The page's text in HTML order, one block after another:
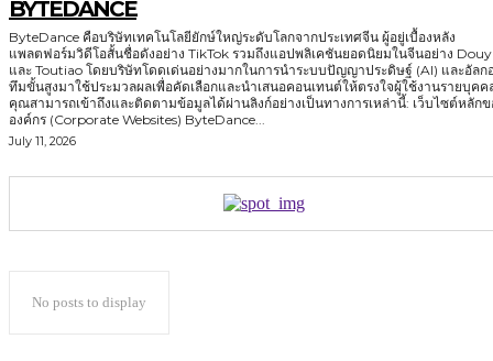
BYTEDANCE
ByteDance คือบริษัทเทคโนโลยียักษ์ใหญ่ระดับโลกจากประเทศจีน ผู้อยู่เบื้องหลัง
แพลตฟอร์มวิดีโอสั้นชื่อดังอย่าง TikTok รวมถึงแอปพลิเคชันยอดนิยมในจีนอย่าง
และ Toutiao โดยบริษัทโดดเด่นอย่างมากในการนำระบบปัญญาประดิษฐ์ (AI) และอัลก
ทึมขั้นสูงมาใช้ประมวลผลเพื่อคัดเลือกและนำเสนอคอนเทนต์ให้ตรงใจผู้ใช้งานรายบุคค
คุณสามารถเข้าถึงและติดตามข้อมูลได้ผ่านลิงก์อย่างเป็นทางการเหล่านี้: เว็บไซต์หลักของ
องค์กร (Corporate Websites) ByteDance...
July 11, 2026
No posts to display